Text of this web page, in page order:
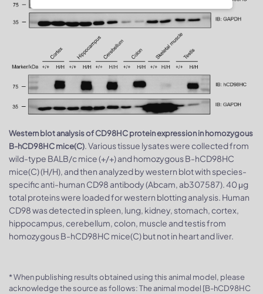
Western blot analysis of CD98HC protein expression in homozygous
B-hCD98HC mice(C). Various tissue lysates were collected from
wild-type BALB/c mice (+/+) and homozygous B-hCD98HC
mice(C) (H/H), and then analyzed by western blot with species-
specific anti-human CD98 antibody (Abcam, ab307587). 40 μg
total proteins were loaded for western blotting analysis. Human
CD98 was detected in spleen, lung, kidney, stomach, cortex,
hippocampus, cerebellum, colon, muscle and testis from
homozygous B-hCD98HC mice(C) but not in heart and liver.
* When publishing results obtained using this animal model, please
acknowledge the source as follows: The animal model [B-hCD98HC